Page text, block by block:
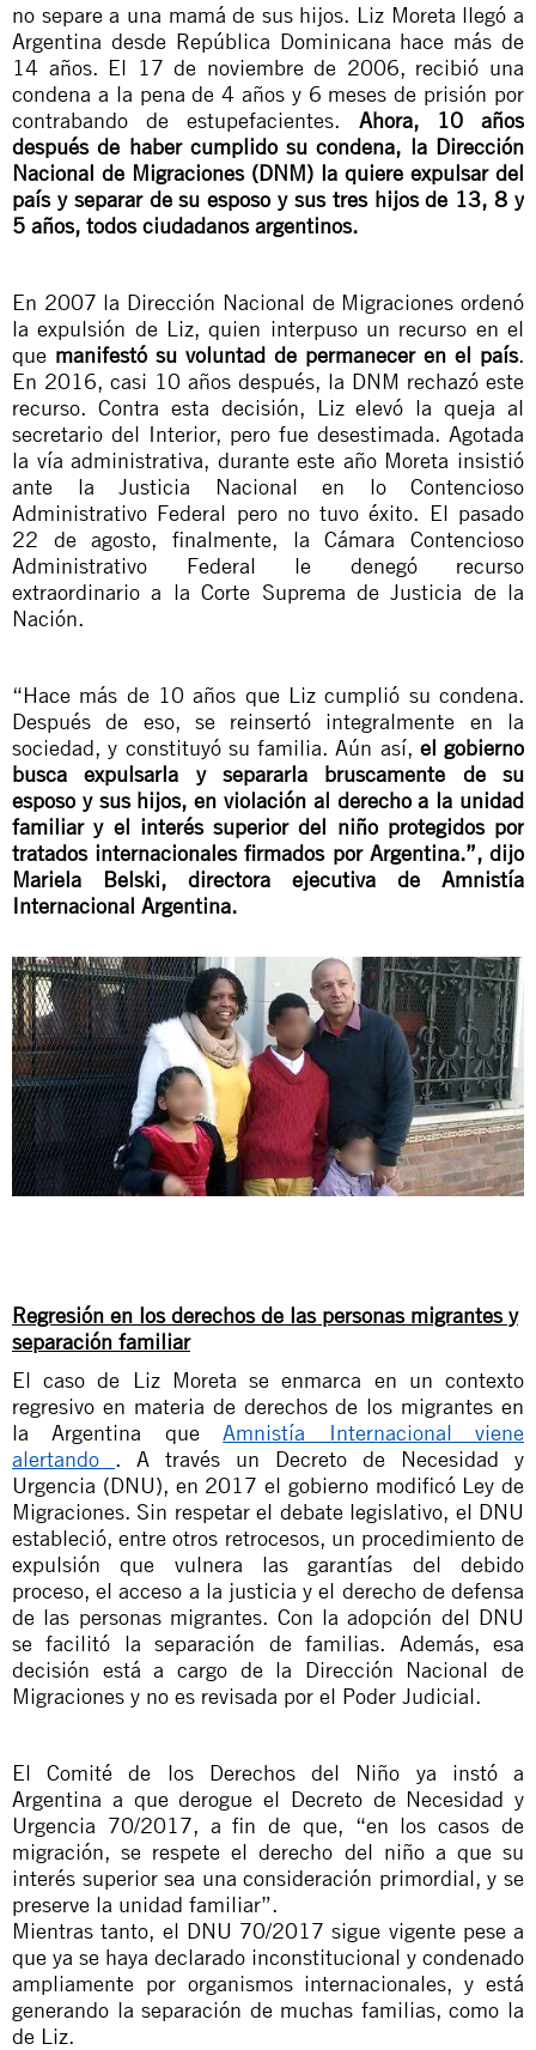
no separe a una mamá de sus hijos. Liz Moreta llegó a
Argentina desde República Dominicana hace más de
14 años. El 17 de noviembre de 2006, recibió una
condena a la pena de 4 años y 6 meses de prisión por
contrabando de estupefacientes. Ahora, 10 años
después de haber cumplido su condena, la Dirección
Nacional de Migraciones (DNM) la quiere expulsar del
país y separar de su esposo y sus tres hijos de 13, 8 y
5 años, todos ciudadanos argentinos.
En 2007 la Dirección Nacional de Migraciones ordenó
la expulsión de Liz, quien interpuso un recurso en el
que manifestó su voluntad de permanecer en el país.
En 2016, casi 10 años después, la DNM rechazó este
recurso. Contra esta decisión, Liz elevó la queja al
secretario del Interior, pero fue desestimada. Agotada
la vía administrativa, durante este año Moreta insistió
ante la Justicia Nacional en lo Contencioso
Administrativo Federal pero no tuvo éxito. El pasado
22 de agosto, finalmente, la Cámara Contencioso
Administrativo Federal le denegó recurso
extraordinario a la Corte Suprema de Justicia de la
Nación.
“Hace más de 10 años que Liz cumplió su condena.
Después de eso, se reinsertó integralmente en la
sociedad, y constituyó su familia. Aún así, el gobierno
busca expulsarla y separarla bruscamente de su
esposo y sus hijos, en violación al derecho a la unidad
familiar y el interés superior del niño protegidos por
tratados internacionales firmados por Argentina.”, dijo
Mariela Belski, directora ejecutiva de Amnistía
Internacional Argentina.
Regresión en los derechos de las personas migrantes y
separación familiar
El caso de Liz Moreta se enmarca en un contexto
regresivo en materia de derechos de los migrantes en
la Argentina queAmnistía Internacional viene
alertando . A través un Decreto de Necesidad y
Urgencia (DNU), en 2017 el gobierno modificó Ley de
Migraciones. Sin respetar el debate legislativo, el DNU
estableció, entre otros retrocesos, un procedimiento de
expulsión que vulnera las garantías del debido
proceso, el acceso a la justicia y el derecho de defensa
de las personas migrantes. Con la adopción del DNU
se facilitó la separación de familias. Además, esa
decisión está a cargo de la Dirección Nacional de
Migraciones y no es revisada por el Poder Judicial.
El Comité de los Derechos del Niño ya instó a
Argentina a que derogue el Decreto de Necesidad y
Urgencia 70/2017, a fin de que, “en los casos de
migración, se respete el derecho del niño a que su
interés superior sea una consideración primordial, y se
preserve la unidad familiar”.
Mientras tanto, el DNU 70/2017 sigue vigente pese a
que ya se haya declarado inconstitucional y condenado
ampliamente por organismos internacionales, y está
generando la separación de muchas familias, como la
de Liz.